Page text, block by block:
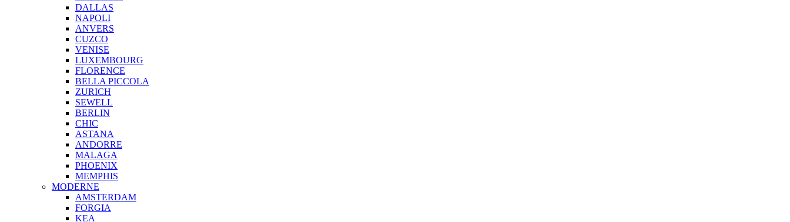
DALLAS
NAPOLI
ANVERS
CUZCO
VENISE
LUXEMBOURG
FLORENCE
BELLA PICCOLA
ZURICH
SEWELL
BERLIN
CHIC
ASTANA
ANDORRE
MALAGA
PHOENIX
MEMPHIS
MODERNE
AMSTERDAM
FORGIA
KEA